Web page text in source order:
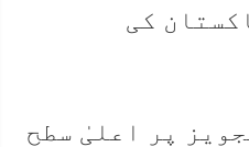
کی
پر اعلیٰ سطح